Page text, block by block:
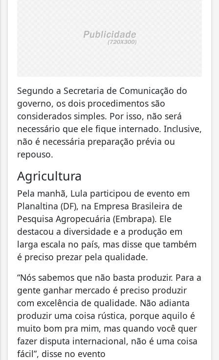
Segundo a Secretaria de Comunicação do
governo, os dois procedimentos são
considerados simples. Por isso, não será
necessário que ele fique internado. Inclusive,
não é necessária preparação prévia ou
repouso.
Agricultura
Pela manhã, Lula participou de evento em
Planaltina (DF), na Empresa Brasileira de
Pesquisa Agropecuária (Embrapa). Ele
destacou a diversidade e a produção em
larga escala no país, mas disse que também
é preciso prezar pela qualidade.
“Nós sabemos que não basta produzir. Para a
gente ganhar mercado é preciso produzir
com excelência de qualidade. Não adianta
produzir uma coisa rústica, porque aquilo é
muito bom pra mim, mas quando você quer
fazer disputa internacional, não é uma coisa
fácil”, disse no evento